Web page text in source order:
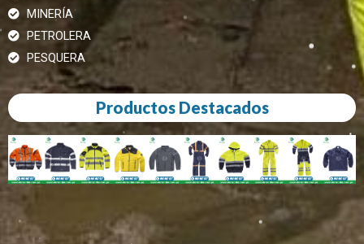
MINERÍA
PETROLERA
PESQUERA
Productos Destacados